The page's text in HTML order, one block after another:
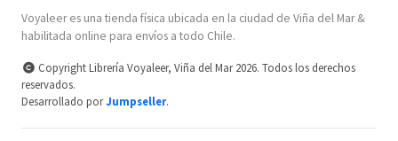
Voyaleer es una tienda física ubicada en la ciudad de Viña del Mar &
habilitada online para envíos a todo Chile.
Copyright Librería Voyaleer, Viña del Mar 2026. Todos los derechos
reservados.
Desarrollado porJumpseller.